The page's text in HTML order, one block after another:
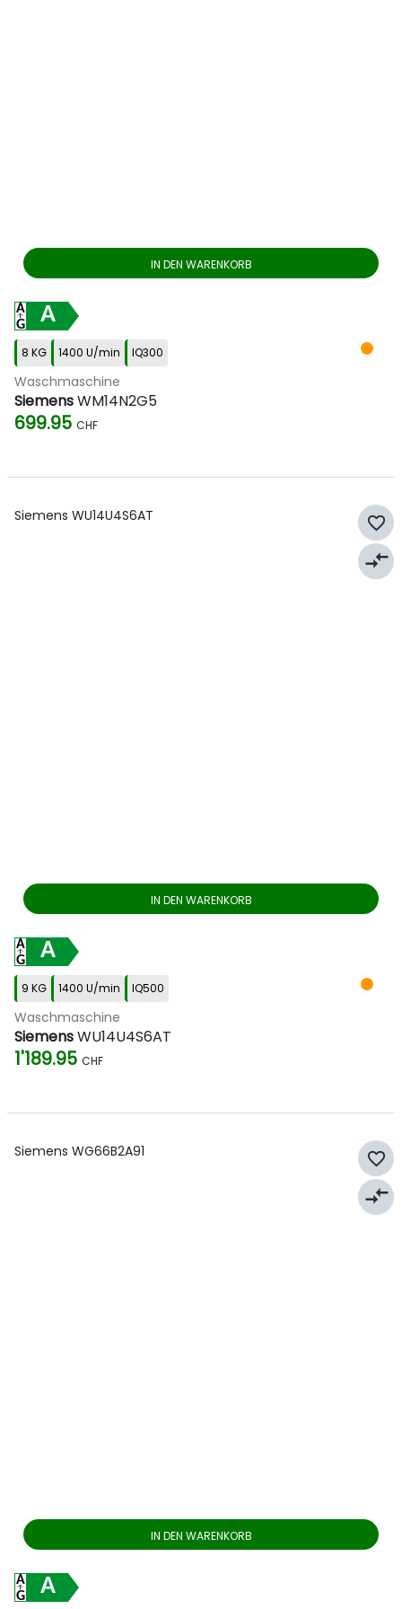
IN DEN WARENKORB
A
8 KG 1400 U/min IQ300
Waschmaschine
SiemensWM14N2G5
699.95 CHF
Siemens WU14U4S6AT
IN DEN WARENKORB
A
9 KG 1400 U/min IQ500
Waschmaschine
SiemensWU14U4S6AT
1'189.95 CHF
favorite_border
compare_arrows
Siemens WG66B2A91
IN DEN WARENKORB
A
favorite_border
compare_arrows